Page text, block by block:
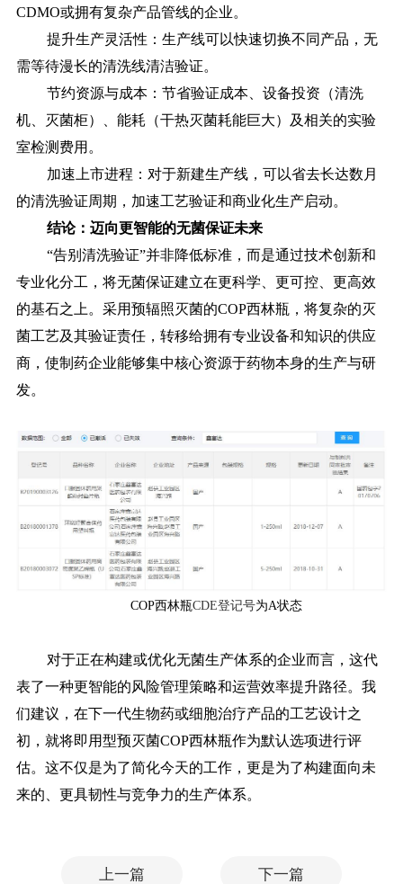
CDMO或拥有复杂产品管线的企业。
提升生产灵活性：生产线可以快速切换不同产品，无
需等待漫长的清洗线清洁验证。
节约资源与成本：节省验证成本、设备投资（清洗
机、灭菌柜）、能耗（干热灭菌耗能巨大）及相关的实验
室检测费用。
加速上市进程：对于新建生产线，可以省去长达数月
的清洗验证周期，加速工艺验证和商业化生产启动。
结论：迈向更智能的无菌保证未来
“告别清洗验证”并非降低标准，而是通过技术创新和
专业化分工，将无菌保证建立在更科学、更可控、更高效
的基石之上。采用预辐照灭菌的COP西林瓶，将复杂的灭
菌工艺及其验证责任，转移给拥有专业设备和知识的供应
商，使制药企业能够集中核心资源于药物本身的生产与研
发。
COP西林瓶CDE登记号为A状态
对于正在构建或优化无菌生产体系的企业而言，这代
表了一种更智能的风险管理策略和运营效率提升路径。我
们建议，在下一代生物药或细胞治疗产品的工艺设计之
初，就将即用型预灭菌COP西林瓶作为默认选项进行评
估。这不仅是为了简化今天的工作，更是为了构建面向未
来的、更具韧性与竞争力的生产体系。
上一篇 下一篇